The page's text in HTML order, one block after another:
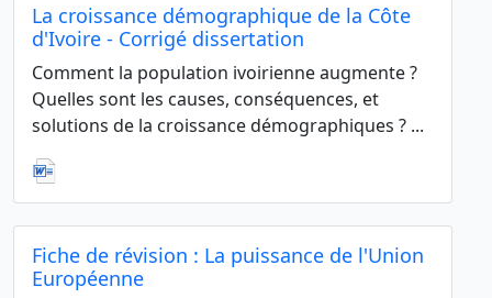
La croissance démographique de la Côte
d'Ivoire - Corrigé dissertation
Comment la population ivoirienne augmente ?
Quelles sont les causes, conséquences, et
solutions de la croissance démographiques ? ...
Fiche de révision : La puissance de l'Union
Européenne